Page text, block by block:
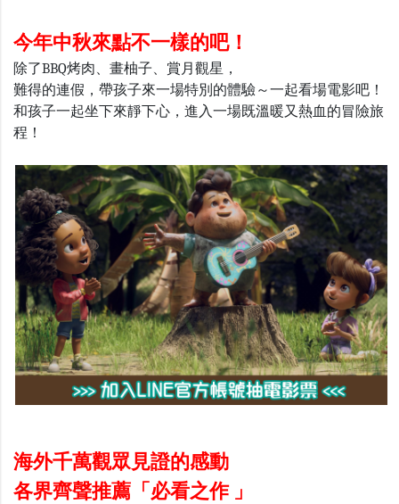
今年中秋來點不一樣的吧！
除了BBQ烤肉、畫柚子、賞月觀星，
難得的連假，帶孩子來一場特別的體驗～一起看場電影吧！
和孩子一起坐下來靜下心，進入一場既溫暖又熱血的冒險旅
程！
海外千萬觀眾見證的感動
各界齊聲推薦「必看之作 」